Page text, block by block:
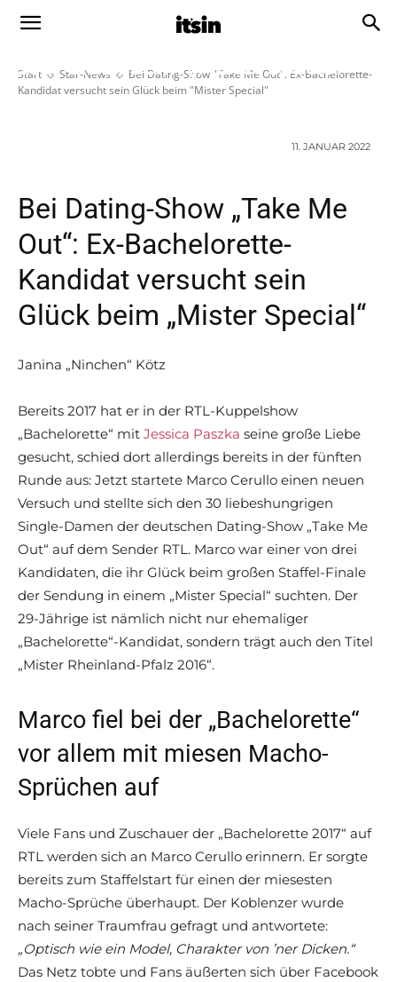
Start Star-News
Bei Dating-Show "Take Me Out": Ex-Bachelorette-
Kandidat versucht sein Glück beim "Mister Special"
Bei Dating-Show „Take Me Out“: Ex-
sein Glück beim „Mister Special“
11. JANUAR 2022
Bei Dating-Show „Take Me
Out“: Ex-Bachelorette-
Kandidat versucht sein
Glück beim „Mister Special“
Janina „Ninchen“ Kötz
Bereits 2017 hat er in der RTL-Kuppelshow
„Bachelorette“ mit Jessica Paszka seine große Liebe
gesucht, schied dort allerdings bereits in der fünften
Runde aus: Jetzt startete Marco Cerullo einen neuen
Versuch und stellte sich den 30 liebeshungrigen
Single-Damen der deutschen Dating-Show „Take Me
Out“ auf dem Sender RTL. Marco war einer von drei
Kandidaten, die ihr Glück beim großen Staffel-Finale
der Sendung in einem „Mister Special“ suchten. Der
29-Jährige ist nämlich nicht nur ehemaliger
„Bachelorette“-Kandidat, sondern trägt auch den Titel
„Mister Rheinland-Pfalz 2016“.
Marco fiel bei der „Bachelorette“
vor allem mit miesen Macho-
Sprüchen auf
Viele Fans und Zuschauer der „Bachelorette 2017“ auf
RTL werden sich an Marco Cerullo erinnern. Er sorgte
bereits zum Staffelstart für einen der miesesten
Macho-Sprüche überhaupt. Der Koblenzer wurde
nach seiner Traumfrau gefragt und antwortete:
„Optisch wie ein Model, Charakter von ’ner Dicken.“
Das Netz tobte und Fans äußerten sich über Facebook